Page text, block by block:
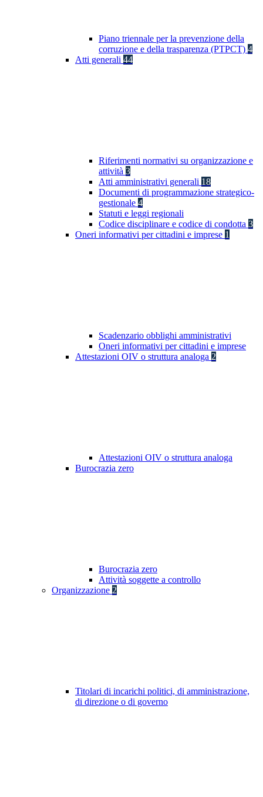
Piano triennale per la prevenzione della
corruzione e della trasparenza (PTPCT) 4
Atti generali 44
Riferimenti normativi su organizzazione e
attività 3
Atti amministrativi generali 18
Documenti di programmazione strategico-
gestionale 4
Statuti e leggi regionali
Codice disciplinare e codice di condotta 3
Oneri informativi per cittadini e imprese 1
Scadenzario obblighi amministrativi
Oneri informativi per cittadini e imprese
Attestazioni OIV o struttura analoga 2
Attestazioni OIV o struttura analoga
Burocrazia zero
Burocrazia zero
Attività soggette a controllo
Organizzazione 2
Titolari di incarichi politici, di amministrazione,
di direzione o di governo